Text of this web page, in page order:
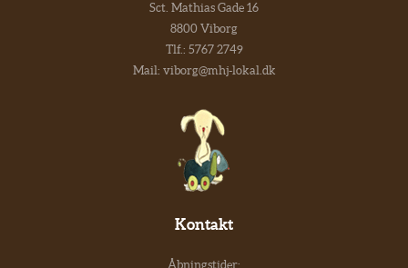
Sct. Mathias Gade 16
8800 Viborg
Tlf.: 5767 2749
Mail: viborg@mhj-lokal.dk
Kontakt
Åbningstider: